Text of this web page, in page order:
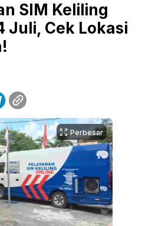
SIM Keliling
Juli, Cek Lokasi
Perbesar